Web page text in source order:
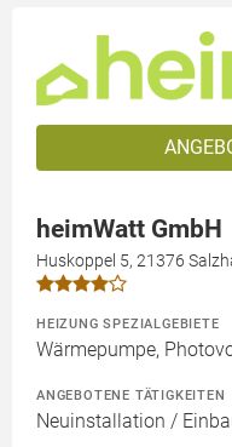
heimWatt GmbH
Huskoppel 5, 21376
HEIZUNG SPEZIALGEBIETE
Wärmepumpe,
ANGEBOTENE TÄTIGKEITEN
Neuinstallation /